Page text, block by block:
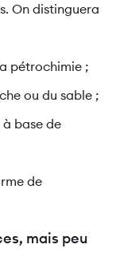
On distinguera
pétrochimie ;
ou du sable ;
à base de
de
mais peu